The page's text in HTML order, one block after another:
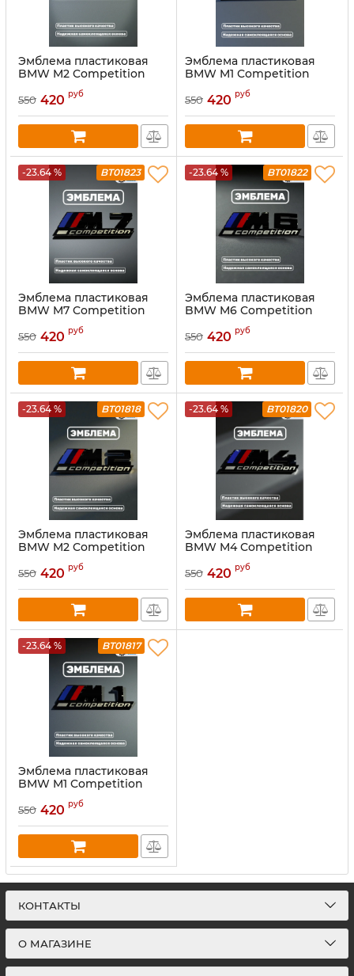
Эмблема пластиковая
BMW M2 Competition
550 420 руб
Эмблема пластиковая
BMW M1 Competition
550 420 руб
-23.64 % BT01823
Эмблема пластиковая
BMW M7 Competition
550 420 руб
-23.64 % BT01822
Эмблема пластиковая
BMW M6 Competition
550 420 руб
-23.64 % BT01818
Эмблема пластиковая
BMW M2 Competition
550 420 руб
-23.64 % BT01820
Эмблема пластиковая
BMW M4 Competition
550 420 руб
-23.64 % BT01817
Эмблема пластиковая
BMW M1 Competition
550 420 руб
КОНТАКТЫ
О МАГАЗИНЕ